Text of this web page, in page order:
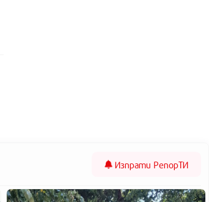
Изпрати РепорТИ